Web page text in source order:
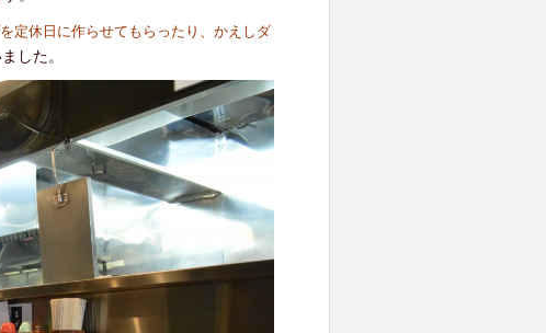
定休日に作らせてもらったり、かえしダ
した。